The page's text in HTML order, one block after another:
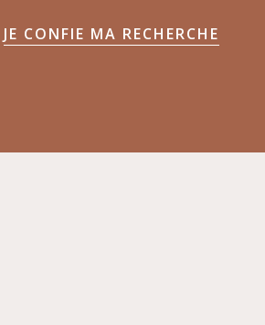
JE CONFIE MA RECHERCHE